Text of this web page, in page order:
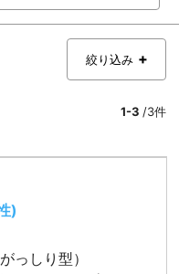
絞り込み
1-3 /3件
)
っしり型）